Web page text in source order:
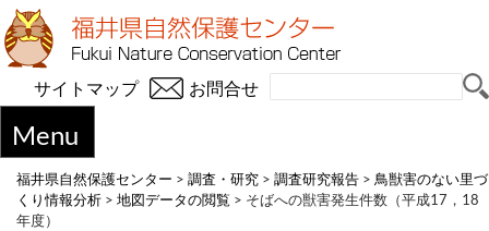
お問合せ
サイトマップ
Menu
福井県自然保護センター > 調査・研究 > 調査研究報告 > 鳥獣害のない里づ
くり情報分析 > 地図データの閲覧 > そばへの獣害発生件数（平成17，18
年度）